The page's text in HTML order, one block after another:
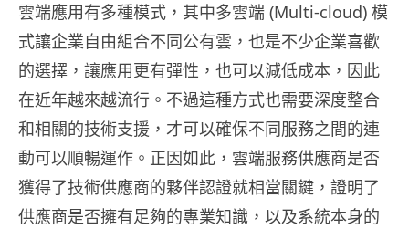
雲端應用有多種模式，其中多雲端 (Multi-cloud) 模
式讓企業自由組合不同公有雲，也是不少企業喜歡
的選擇，讓應用更有彈性，也可以減低成本，因此
在近年越來越流行。不過這種方式也需要深度整合
和相關的技術支援，才可以確保不同服務之間的連
動可以順暢運作。正因如此，雲端服務供應商是否
獲得了技術供應商的夥伴認證就相當關鍵，證明了
供應商是否擁有足夠的專業知識，以及系統本身的